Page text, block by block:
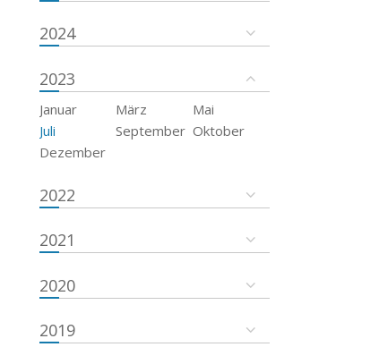
2024
2023
Januar März
Mai
Juli
September Oktober
Dezember
2022
2021
2020
2019